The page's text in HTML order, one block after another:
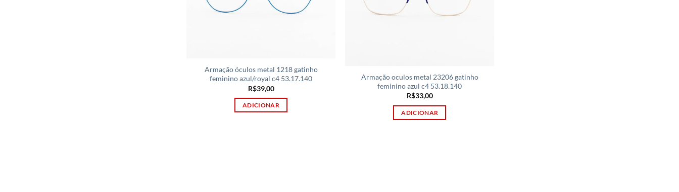
Armação óculos metal 1218 gatinho
feminino azul/royal c4 53.17.140
R$39,00
ADICIONAR
Armação oculos metal 23206 gatinho
feminino azul c4 53.18.140
R$33,00
ADICIONAR